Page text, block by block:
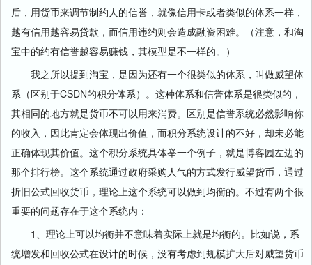
后，用货币来调节制约人的信誉，就像信用卡或者类似的体系一样，
越有信用越容易贷款，而信用违约则会造成融资困难。（注意，和淘
宝中的约有信誉越容易赚钱，其模型是不一样的。）
我之所以提到淘宝，是因为还有一个很类似的体系，叫做威望体
系（区别于CSDN的积分体系）。这种体系和信誉体系是很类似的，
其相同的地方就是货币不可以用来消费。区别是信誉系统必然影响你
的收入，因此肯定会体现出价值，而积分系统设计的不好，却未必能
正确体现其价值。这个积分系统具体举一个例子，就是博客园左边的
那个排行榜。这个系统通过政府采购人气的方式发行威望货币，通过
折旧公式回收货币，理论上这个系统可以做到均衡的。不过有两个很
重要的问题存在于这个系统内：
1、理论上可以均衡并不意味着实际上就是均衡的。比如说，系
统增发和回收公式在设计的时候，没有考虑到规模扩大后对威望货币